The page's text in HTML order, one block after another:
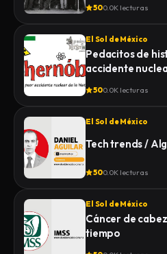
500.0K lecturas
El Sol de México
Pedacitos de
accidente
500.0K lecturas
El Sol de México
Tech trends /
500.0K lecturas
El Sol de México
Cáncer de
tiempo